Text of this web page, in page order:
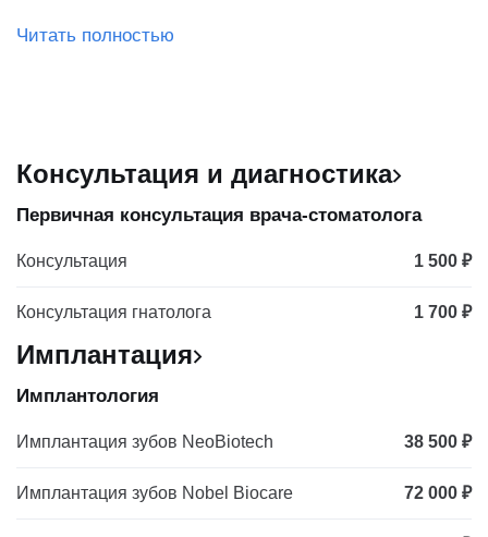
Читать полностью
Консультация и диагностика
Первичная консультация врача-стоматолога
Консультация 1 500 ₽
Консультация гнатолога 1 700 ₽
Имплантация
Имплантология
Имплантация зубов NeoBiotech 38 500 ₽
Имплантация зубов Nobel Biocare 72 000 ₽